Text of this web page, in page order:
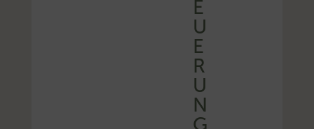
E
U
E
R
U
N